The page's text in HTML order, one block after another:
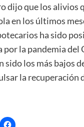
dijo que los alivios
en los últimos
ha sido
por la pandemia del
sido los más bajos
la recuperación